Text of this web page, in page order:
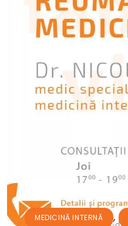
MEDICINĂ INTERNĂ ,